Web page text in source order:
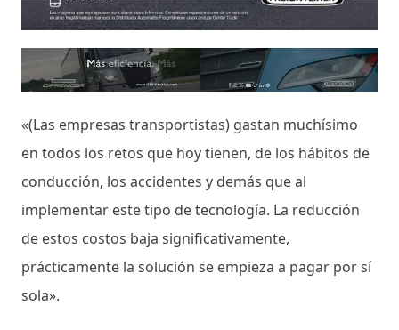
«(Las empresas transportistas) gastan muchísimo
en todos los retos que hoy tienen, de los hábitos de
conducción, los accidentes y demás que al
implementar este tipo de tecnología. La reducción
de estos costos baja significativamente,
prácticamente la solución se empieza a pagar por sí
sola».